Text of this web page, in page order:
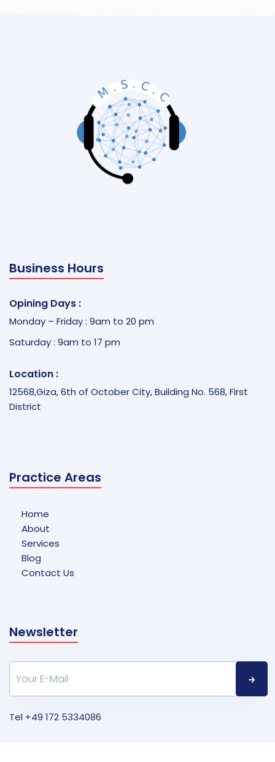
Business Hours
Opining Days :
Monday – Friday : 9am to 20 pm
Saturday : 9am to 17 pm
Location :
12568,Giza, 6th of October City, Building No. 568, First
District
Practice Areas
Home
About
Services
Blog
Contact Us
Newsletter
Tel +49 172 5334086